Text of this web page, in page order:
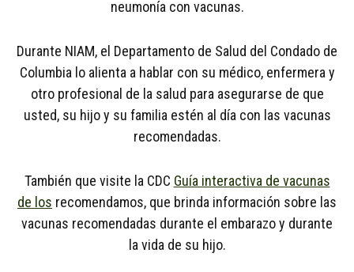
neumonía con vacunas.
Durante NIAM, el Departamento de Salud del Condado de
Columbia lo alienta a hablar con su médico, enfermera y
otro profesional de la salud para asegurarse de que
usted, su hijo y su familia estén al día con las vacunas
recomendadas.
También que visite la CDC Guía interactiva de vacunas
de los recomendamos, que brinda información sobre las
vacunas recomendadas durante el embarazo y durante
la vida de su hijo.